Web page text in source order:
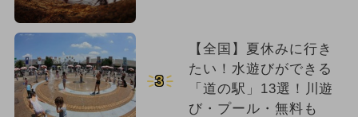
3
【全国】夏休みに行き
たい！水遊びができる
「道の駅」13選！川遊
び・プール・無料も